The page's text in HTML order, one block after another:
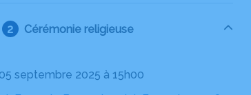
Cérémonie religieuse
05 septembre 2025 à 15h00